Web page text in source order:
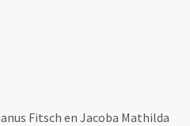
Fitsch en Jacoba Mathilda